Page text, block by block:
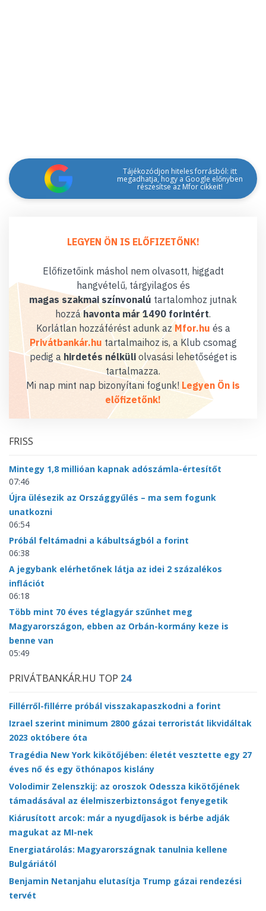
Tájékozódjon hiteles forrásból: itt
megadhatja, hogy a Google előnyben
részesítse az Mfor cikkeit!
LEGYEN ÖN IS ELŐFIZETŐNK!
Előfizetőink máshol nem olvasott, higgadt
hangvételű, tárgyilagos és
magas szakmai színvonalú tartalomhoz jutnak
hozzáhavonta már 1490 forintért.
Korlátlan hozzáférést adunk az Mfor.hu és a
Privátbankár.hu tartalmaihoz is, a Klub csomag
pedig a hirdetés nélküliolvasási lehetőséget is
tartalmazza.
Mi nap mint nap bizonyítani fogunk! Legyen Ön is
előfizetőnk!
FRISS
Mintegy 1,8 millióan kapnak adószámla-értesítőt
07:46
Újra ülésezik az Országgyűlés – ma sem fogunk
unatkozni
06:54
Próbál feltámadni a kábultságból a forint
06:38
A jegybank elérhetőnek látja az idei 2 százalékos
inflációt
06:18
Több mint 70 éves téglagyár szűnhet meg
Magyarországon, ebben az Orbán-kormány keze is
benne van
05:49
PRIVÁTBANKÁR.HU TOP 24
Fillérről-fillérre próbál visszakapaszkodni a forint
Izrael szerint minimum 2800 gázai terroristát likvidáltak
2023 októbere óta
Tragédia New York kikötőjében: életét vesztette egy 27
éves nő és egy öthónapos kislány
Volodimir Zelenszkij: az oroszok Odessza kikötőjének
támadásával az élelmiszerbiztonságot fenyegetik
Kiárusított arcok: már a nyugdíjasok is bérbe adják
magukat az MI-nek
Energiatárolás: Magyarországnak tanulnia kellene
Bulgáriától
Benjamin Netanjahu elutasítja Trump gázai rendezési
tervét